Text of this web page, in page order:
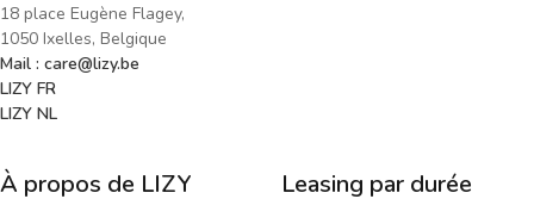
18 place Eugène Flagey,
1050 Ixelles, Belgique
Mail : care@lizy.be
LIZY FR
LIZY NL
À propos de LIZY Leasing par durée